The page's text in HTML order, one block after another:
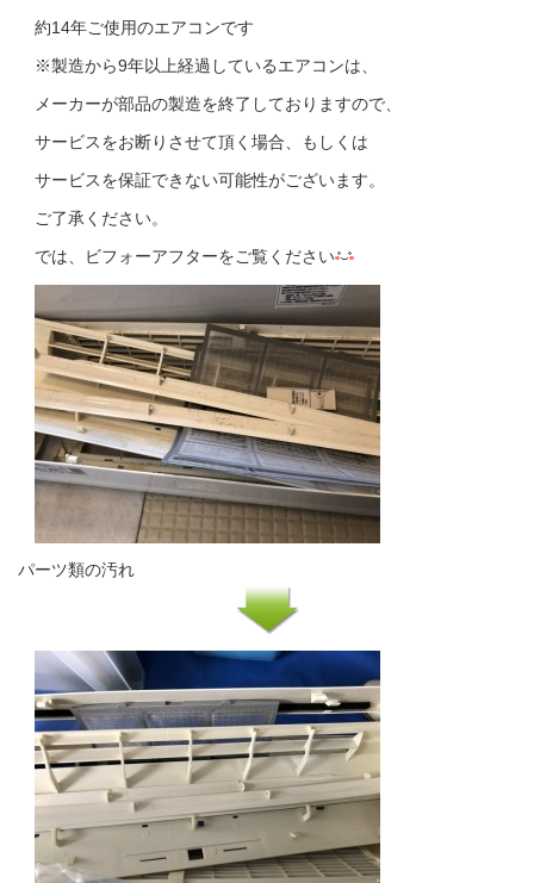
約14年ご使用のエアコンです
※製造から9年以上経過しているエアコンは、
メーカーが部品の製造を終了しておりますので、
サービスをお断りさせて頂く場合、もしくは
サービスを保証できない可能性がございます。
ご了承ください。
では、ビフォーアフターをご覧ください
パーツ類の汚れ